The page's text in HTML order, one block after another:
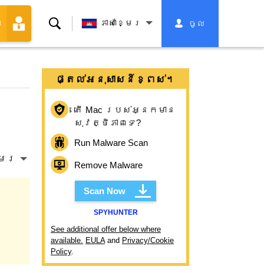
ស្វែងរក ភាសាខ្មែរ ចូល
ែរ
ផ្តល់អនុសាសន៍ខ្ពស់។
តើ Mac របស់អ្នកមាន
សុវត្ថិភាពទេ?
Run Malware Scan
Remove Malware
Scan Now
SPYHUNTER
See additional offer below where
available. EULAand Privacy/Cookie
Policy.